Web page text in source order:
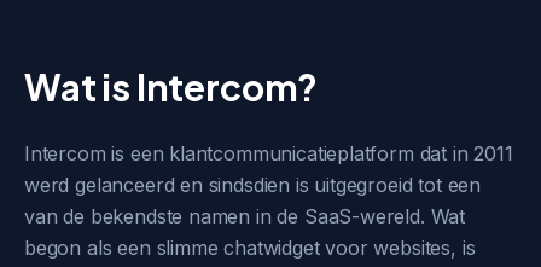
Wat is Intercom?
Intercom is een klantcommunicatieplatform dat in 2011
werd gelanceerd en sindsdien is uitgegroeid tot een
van de bekendste namen in de SaaS-wereld. Wat
begon als een slimme chatwidget voor websites, is